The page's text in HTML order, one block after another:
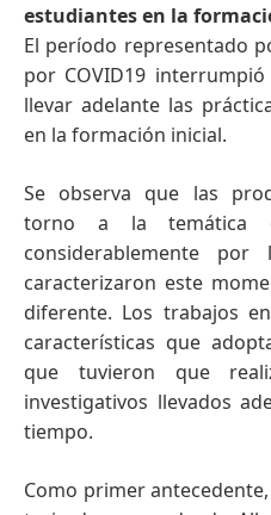
estudiantes en la
El período representado
por COVID19
llevar adelante las
en la formación inicial.
Se observa que las
torno a la temática
considerablemente por
caracterizaron este
diferente. Los trabajos
características que
que tuvieron que
investigativos llevados
tiempo.
Como primer